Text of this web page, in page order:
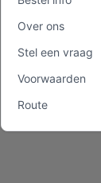
Over ons
Stel een vraag
Voorwaarden
Route